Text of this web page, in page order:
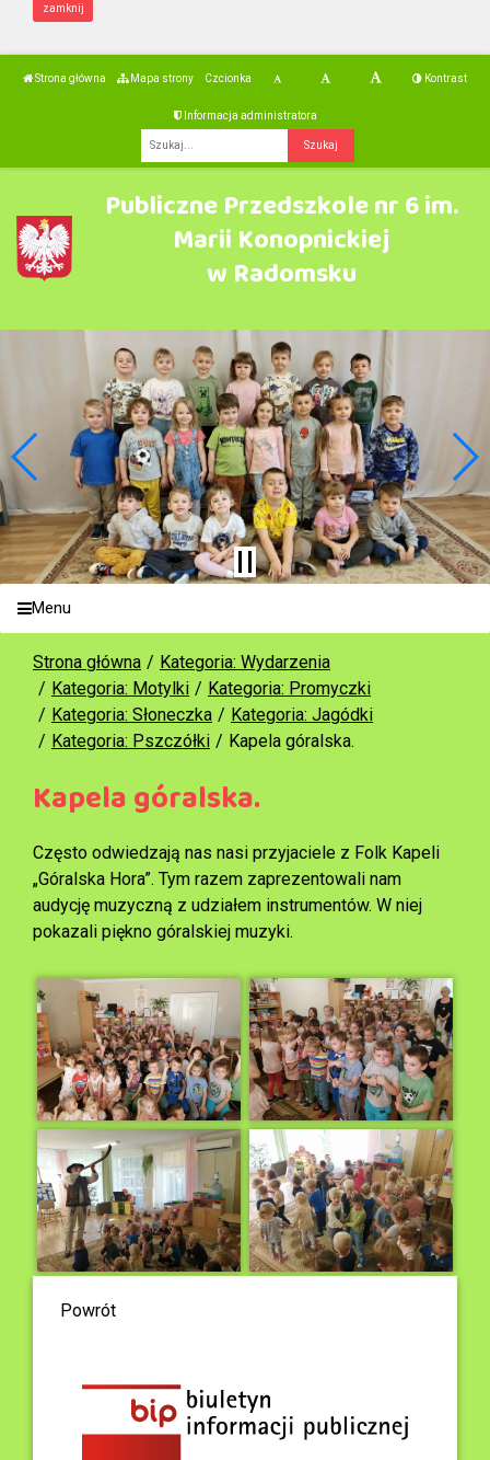
zamknij
Strona główna Mapa strony Czcionka Kontrast
Informacja administratora
Publiczne Przedszkole nr 6 im.
Marii Konopnickiej
w Radomsku
Menu
Strona główna
Kategoria: Wydarzenia
Kategoria: Motylki
Kategoria: Promyczki
Kategoria: Słoneczka
Kategoria: Jagódki
Kategoria: Pszczółki
Kapela góralska.
Kapela góralska.
Często odwiedzają nas nasi przyjaciele z Folk Kapeli
„Góralska Hora”. Tym razem zaprezentowali nam
audycję muzyczną z udziałem instrumentów. W niej
pokazali piękno góralskiej muzyki.
Powrót